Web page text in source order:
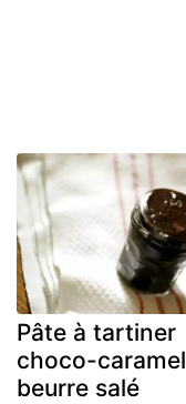
Pâte à tartiner
choco-caramel
beurre salé